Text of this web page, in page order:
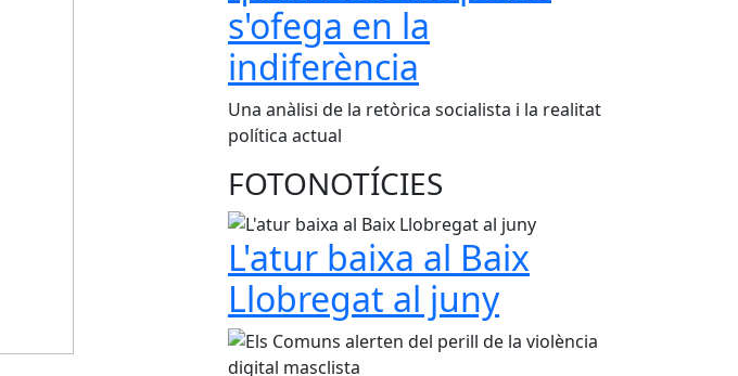
s'ofega en la
indiferència
Una anàlisi de la retòrica socialista i la realitat
política actual
FOTONOTÍCIES
L'atur baixa al Baix
Llobregat al juny